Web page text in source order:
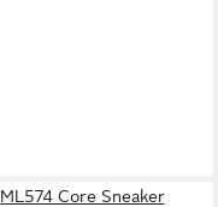
ML574 Core Sneaker